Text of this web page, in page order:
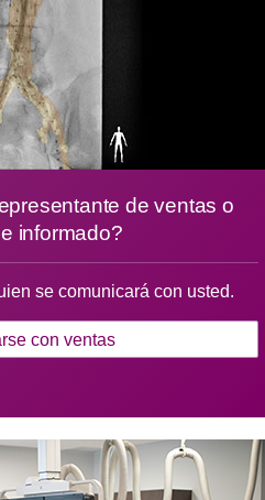
de ventas o
informado?
se comunicará con usted.
con ventas